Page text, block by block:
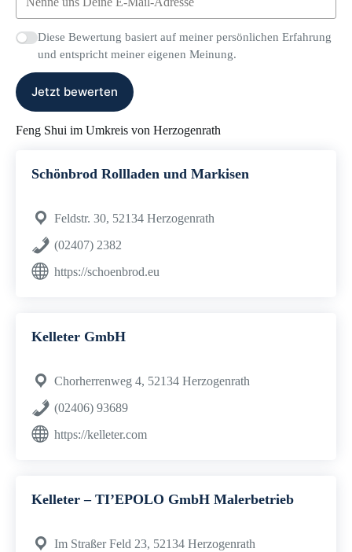
Diese Bewertung basiert auf meiner persönlichen Erfahrung
und entspricht meiner eigenen Meinung.
Jetzt bewerten
Feng Shui im Umkreis von Herzogenrath
Schönbrod Rollladen und Markisen
Feldstr. 30, 52134 Herzogenrath
(02407) 2382
https://schoenbrod.eu
Kelleter GmbH
Chorherrenweg 4, 52134 Herzogenrath
(02406) 93689
https://kelleter.com
Kelleter – TI’EPOLO GmbH Malerbetrieb
Im Straßer Feld 23, 52134 Herzogenrath